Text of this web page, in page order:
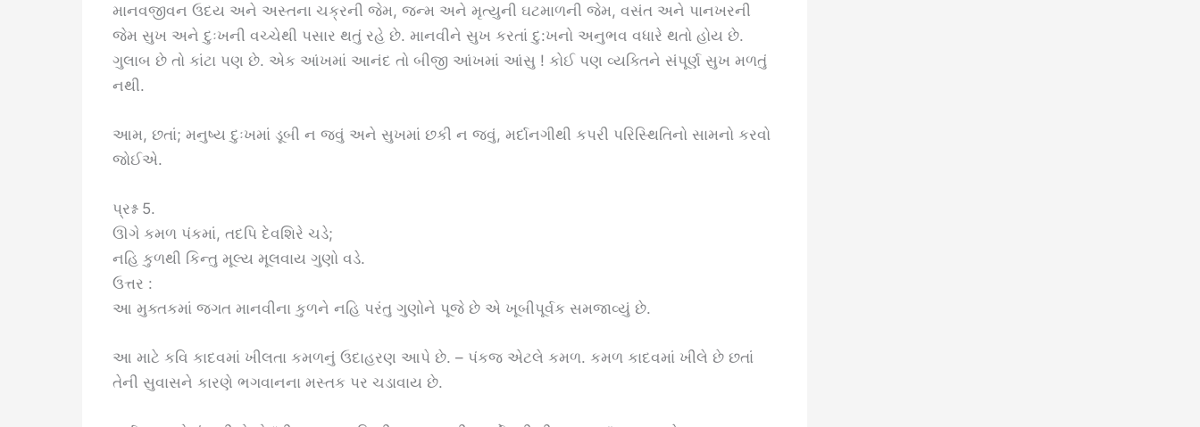
માનવજીવન ઉદય અને અસ્તના ચક્રની જેમ, જન્મ અને મૃત્યુની ઘટમાળની જેમ, વસંત અને પાનખરની
જેમ સુખ અને દુઃખની વચ્ચેથી પસાર થતું રહે છે. માનવીને સુખ કરતાં દુ:ખનો અનુભવ વધારે થતો હોય છે.
ગુલાબ છે તો કાંટા પણ છે. એક આંખમાં આનંદ તો બીજી આંખમાં આંસુ ! કોઈ પણ વ્યક્તિને સંપૂર્ણ સુખ મળતું
નથી.
આમ, છતાં; મનુષ્ય દુઃખમાં ડૂબી ન જવું અને સુખમાં છકી ન જવું, મર્દાનગીથી કપરી પરિસ્થિતિનો સામનો કરવો
જોઈએ.
પ્રશ્ન 5.
ઊગે કમળ પંકમાં, તદપિ દેવશિરે ચડે;
નહિ કુળથી કિન્તુ મૂલ્ય મૂલવાય ગુણો વડે.
ઉત્તર :
આ મુક્તકમાં જગત માનવીના કુળને નહિ પરંતુ ગુણોને પૂજે છે એ ખૂબીપૂર્વક સમજાવ્યું છે.
આ માટે કવિ કાદવમાં ખીલતા કમળનું ઉદાહરણ આપે છે. – પંકજ એટલે કમળ. કમળ કાદવમાં ખીલે છે છતાં
તેની સુવાસને કારણે ભગવાનના મસ્તક પર ચડાવાય છે.